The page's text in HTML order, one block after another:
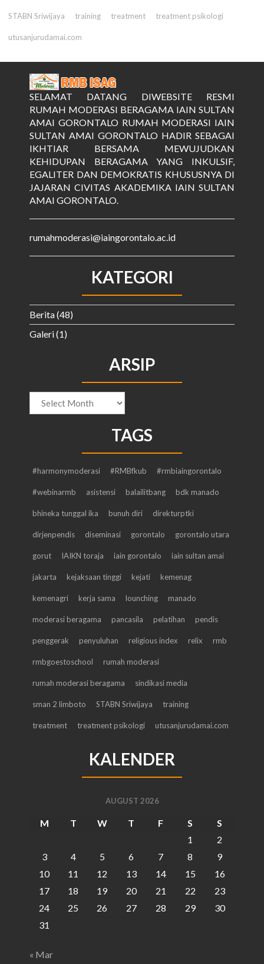
STABN Sriwijaya training treatment treatment psikologi
utusanjurudamai.com
SELAMAT DATANG DIWEBSITE RESMI
RUMAH MODERASI BERAGAMA IAIN SULTAN
AMAI GORONTALO RUMAH MODERASI IAIN
SULTAN AMAI GORONTALO HADIR SEBAGAI
IKHTIAR BERSAMA MEWUJUDKAN
KEHIDUPAN BERAGAMA YANG INKULSIF,
EGALITER DAN DEMOKRATIS KHUSUSNYA DI
JAJARAN CIVITAS AKADEMIKA IAIN SULTAN
AMAI GORONTALO.
rumahmoderasi@iaingorontalo.ac.id
KATEGORI
Berita(48)
Galeri(1)
ARSIP
Arsip
TAGS
#harmonymoderasi #RMBfkub #rmbiaingorontalo
#webinarmb asistensi balailitbang bdk manado
bhineka tunggal ika bunuh diri direkturptki
dirjenpendis diseminasi gorontalo gorontalo utara
gorut IAIKN toraja iain gorontalo iain sultan amai
jakarta kejaksaan tinggi kejati kemenag
kemenagri kerja sama lounching manado
moderasi beragama pancasila pelatihan pendis
penggerak penyuluhan religious index relix rmb
rmbgoestoschool rumah moderasi
rumah moderasi beragama sindikasi media
sman 2 limboto STABN Sriwijaya training
treatment treatment psikologi utusanjurudamai.com
KALENDER
AUGUST 2026
M T W T F S
S
1
2
3
4 5 6 7 8
9
10
11 12 13 14 15
16
17
18 19 20 21 22
23
24
25 26 27 28 29
30
31
« Mar